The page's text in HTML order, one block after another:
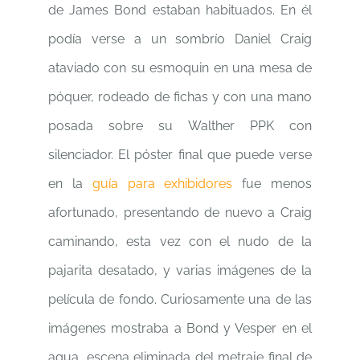
de James Bond estaban habituados. En él
podía verse a un sombrío Daniel Craig
ataviado con su esmoquin en una mesa de
póquer, rodeado de fichas y con una mano
posada sobre su Walther PPK con
silenciador. El póster final que puede verse
en la guía para exhibidores fue menos
afortunado, presentando de nuevo a Craig
caminando, esta vez con el nudo de la
pajarita desatado, y varias imágenes de la
película de fondo. Curiosamente una de las
imágenes mostraba a Bond y Vesper en el